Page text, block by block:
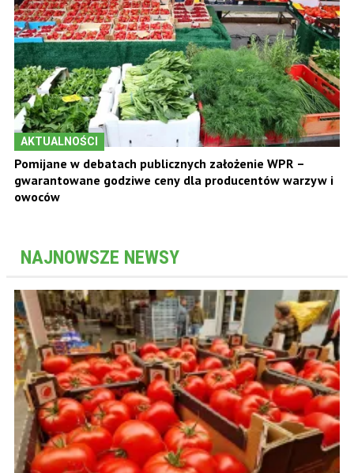
AKTUALNOŚCI
Pomijane w debatach publicznych założenie WPR –
gwarantowane godziwe ceny dla producentów warzyw i
owoców
NAJNOWSZE NEWSY